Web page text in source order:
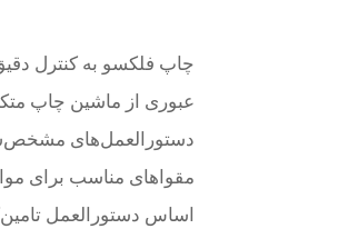
چاپ فلکسو به کنترل
عبوری از ماشین چاپ
دستورالعمل‌های
مقواهای مناسب برای
اساس دستورالعمل